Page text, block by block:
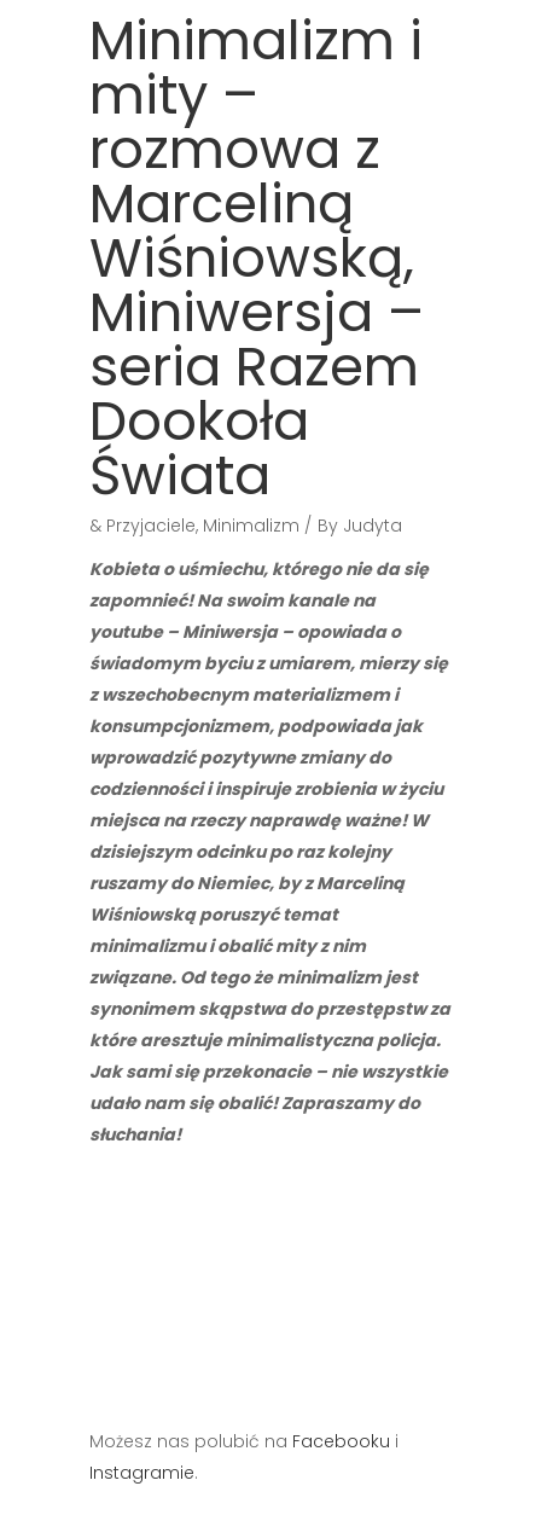
Minimalizm i
mity –
rozmowa z
Marceliną
Wiśniowską,
Miniwersja –
seria Razem
Dookoła
Świata
& Przyjaciele, Minimalizm By Judyta
Kobieta o uśmiechu, którego nie da się
zapomnieć! Na swoim kanale na
youtube – Miniwersja – opowiada o
świadomym byciu z umiarem, mierzy się
z wszechobecnym materializmem i
konsumpcjonizmem, podpowiada jak
wprowadzić pozytywne zmiany do
codzienności i inspiruje zrobienia w życiu
miejsca na rzeczy naprawdę ważne! W
dzisiejszym odcinku po raz kolejny
ruszamy do Niemiec, by z Marceliną
Wiśniowską poruszyć temat
minimalizmu i obalić mity z nim
związane. Od tego że minimalizm jest
synonimem skąpstwa do przestępstw za
które aresztuje minimalistyczna policja.
Jak sami się przekonacie – nie wszystkie
udało nam się obalić! Zapraszamy do
słuchania!
Możesz nas polubić na Facebooku i
Instagramie.